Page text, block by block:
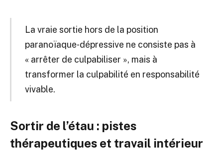
La vraie sortie hors de la position
paranoïaque‑dépressive ne consiste pas à
« arrêter de culpabiliser », mais à
transformer la culpabilité en responsabilité
vivable.
Sortir de l’étau : pistes
thérapeutiques et travail intérieur